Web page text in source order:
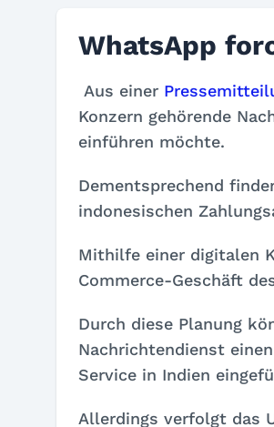
WhatsApp
Aus einer
Konzern gehörende
einführen möchte.
Dementsprechend
indonesischen
Mithilfe einer digitalen
Commerce-Geschäft
Durch diese Planung
Nachrichtendienst
Service in Indien
Allerdings verfolgt das